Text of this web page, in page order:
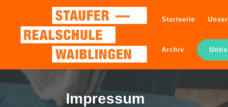
Startseite
Archiv
Impressum